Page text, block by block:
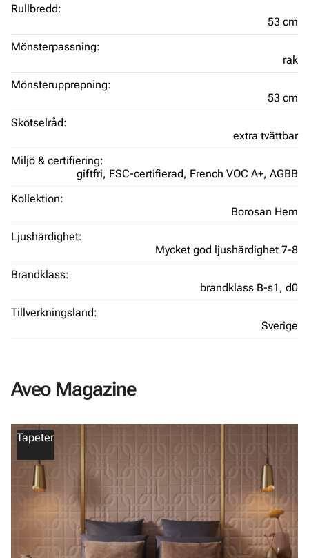
Rullbredd:
53 cm
Mönsterpassning:
rak
Mönsterupprepning:
53 cm
Skötselråd:
extra tvättbar
Miljö & certifiering:
giftfri, FSC-certifierad, French VOC A+, AGBB
Kollektion:
Borosan Hem
Ljushärdighet:
Mycket god ljushärdighet 7-8
Brandklass:
brandklass B-s1, d0
Tillverkningsland:
Sverige
Aveo Magazine
Tapeter